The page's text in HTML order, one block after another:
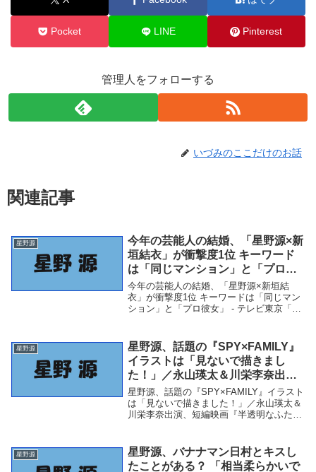
Pocket LINE Pinterest
管理人をフォローする
いづみのここだけのお話
関連記事
星野源
今年の芸能人の結婚、「星野源×新
垣結衣」が衝撃度1位 キーワード
は「同じマンション」と「プロ彼
女」 – テレビ東京
今年の芸能人の結婚、「星野源×新垣結
衣」が衝撃度1位 キーワードは「同じマン
ション」と「プロ彼女」 - テレビ東京「星
は「同じマンション」と「プロ彼女」 - テ
レ...
星野源
星野源、話題の『SPY×FAMILY』
イラストは「見ないで描きまし
た！」／永山瑛太＆川栄李奈出
演、短編映画『半透明なふたり』
無料公開【6／8芸能・エンタメニ
ュース】 – ORICON NEWS
星野源、話題の『SPY×FAMILY』イラスト
は「見ないで描きました！」／永山瑛太＆
川栄李奈出演、短編映画『半透明なふた
星野源、話題の『SPY×FAM...
星野源
星野源、バナナマン日村とキスし
たことがある？ 「相当柔らかいで